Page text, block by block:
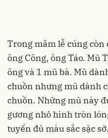
Trong mâm lễ cúng còn
ông Công, ông Táo. Mũ
ông và 1 mũ bà. Mũ
chuồn nhưng mũ dành
chuồn. Những mũ này
gương nhỏ hình tròn
tuyến đủ màu sắc sặc